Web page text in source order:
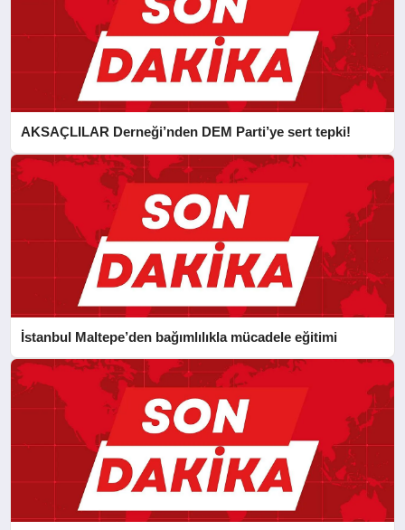
AKSAÇLILAR Derneği’nden DEM Parti’ye sert tepki!
İstanbul Maltepe’den bağımlılıkla mücadele eğitimi